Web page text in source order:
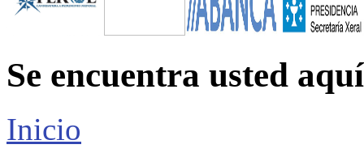
Se encuentra usted aquí
Inicio